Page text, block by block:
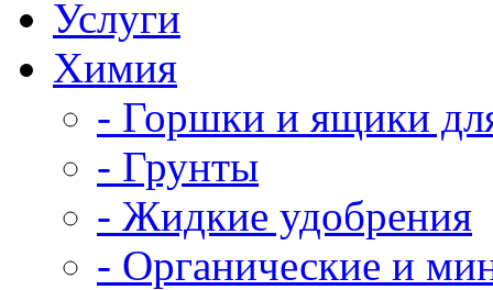
Услуги
Химия
- Горшки и ящики
- Грунты
- Жидкие удобрения
- Органические и